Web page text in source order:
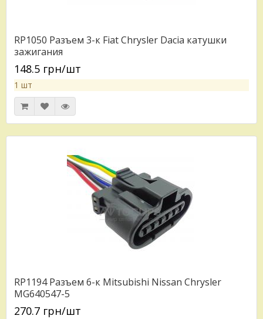
RP1050 Разъем 3-к Fiat Chrysler Dacia катушки
зажигания
148.5 грн/шт
1 шт
RP1194 Разъем 6-к Mitsubishi Nissan Chrysler
MG640547-5
270.7 грн/шт